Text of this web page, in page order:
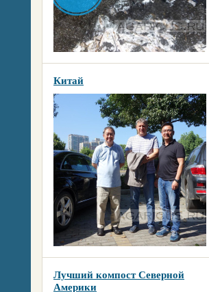
Китай
Лучший компост Северной
Америки